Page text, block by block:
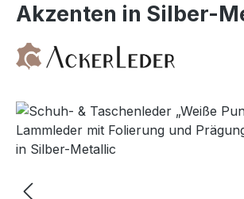
Akzenten in Silber-
Bildergalerie überspringen